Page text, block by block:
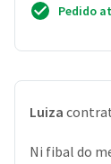
Pedido
Luiza
Ni fibal do